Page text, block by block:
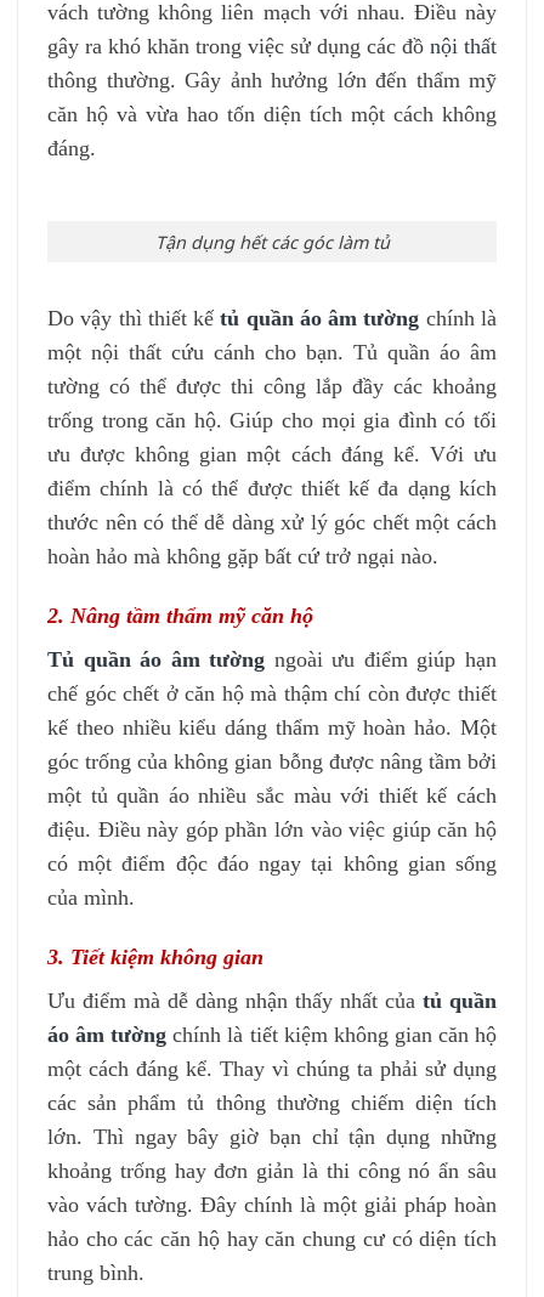
vách tường không liên mạch với nhau. Điều này
gây ra khó khăn trong việc sử dụng các đồ nội thất
thông thường. Gây ảnh hưởng lớn đến thẩm mỹ
căn hộ và vừa hao tốn diện tích một cách không
đáng.
Tận dụng hết các góc làm tủ
Do vậy thì thiết kếtủ quần áo âm tường chính là
một nội thất cứu cánh cho bạn. Tủ quần áo âm
tường có thể được thi công lắp đầy các khoảng
trống trong căn hộ. Giúp cho mọi gia đình có tối
ưu được không gian một cách đáng kể. Với ưu
điểm chính là có thể được thiết kế đa dạng kích
thước nên có thể dễ dàng xử lý góc chết một cách
hoàn hảo mà không gặp bất cứ trở ngại nào.
2. Nâng tầm thẩm mỹ căn hộ
Tủ quần áo âm tường ngoài ưu điểm giúp hạn
chế góc chết ở căn hộ mà thậm chí còn được thiết
kế theo nhiều kiểu dáng thẩm mỹ hoàn hảo. Một
góc trống của không gian bỗng được nâng tầm bởi
một tủ quần áo nhiều sắc màu với thiết kế cách
điệu. Điều này góp phần lớn vào việc giúp căn hộ
có một điểm độc đáo ngay tại không gian sống
của mình.
3. Tiết kiệm không gian
Ưu điểm mà dễ dàng nhận thấy nhất của tủ quần
áo âm tường chính là tiết kiệm không gian căn hộ
một cách đáng kể. Thay vì chúng ta phải sử dụng
các sản phẩm tủ thông thường chiếm diện tích
lớn. Thì ngay bây giờ bạn chỉ tận dụng những
khoảng trống hay đơn giản là thi công nó ẩn sâu
vào vách tường. Đây chính là một giải pháp hoàn
hảo cho các căn hộ hay căn chung cư có diện tích
trung bình.